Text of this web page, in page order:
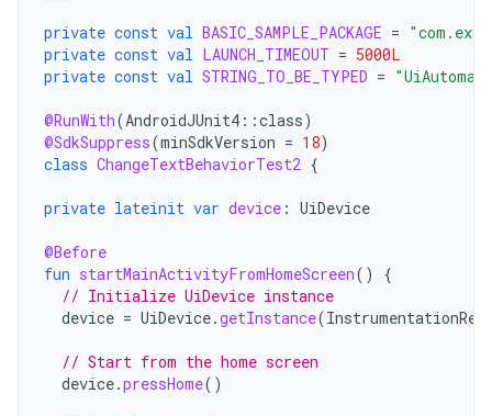
private const val BASIC_SAMPLE_PACKAGE =
private const val LAUNCH_TIMEOUT = 5000L
private const val STRING_TO_BE_TYPED =
@RunWith(AndroidJUnit4 ::class)
@SdkSuppress(minSdkVersion = 18)
class ChangeTextBehaviorTest2 {
private lateinit var device : UiDevice
@Before
fun startMainActivityFromHomeScreen()
{
// Initialize UiDevice instance
device = UiDevice.getInstance(
// Start from the home screen
device.pressHome()